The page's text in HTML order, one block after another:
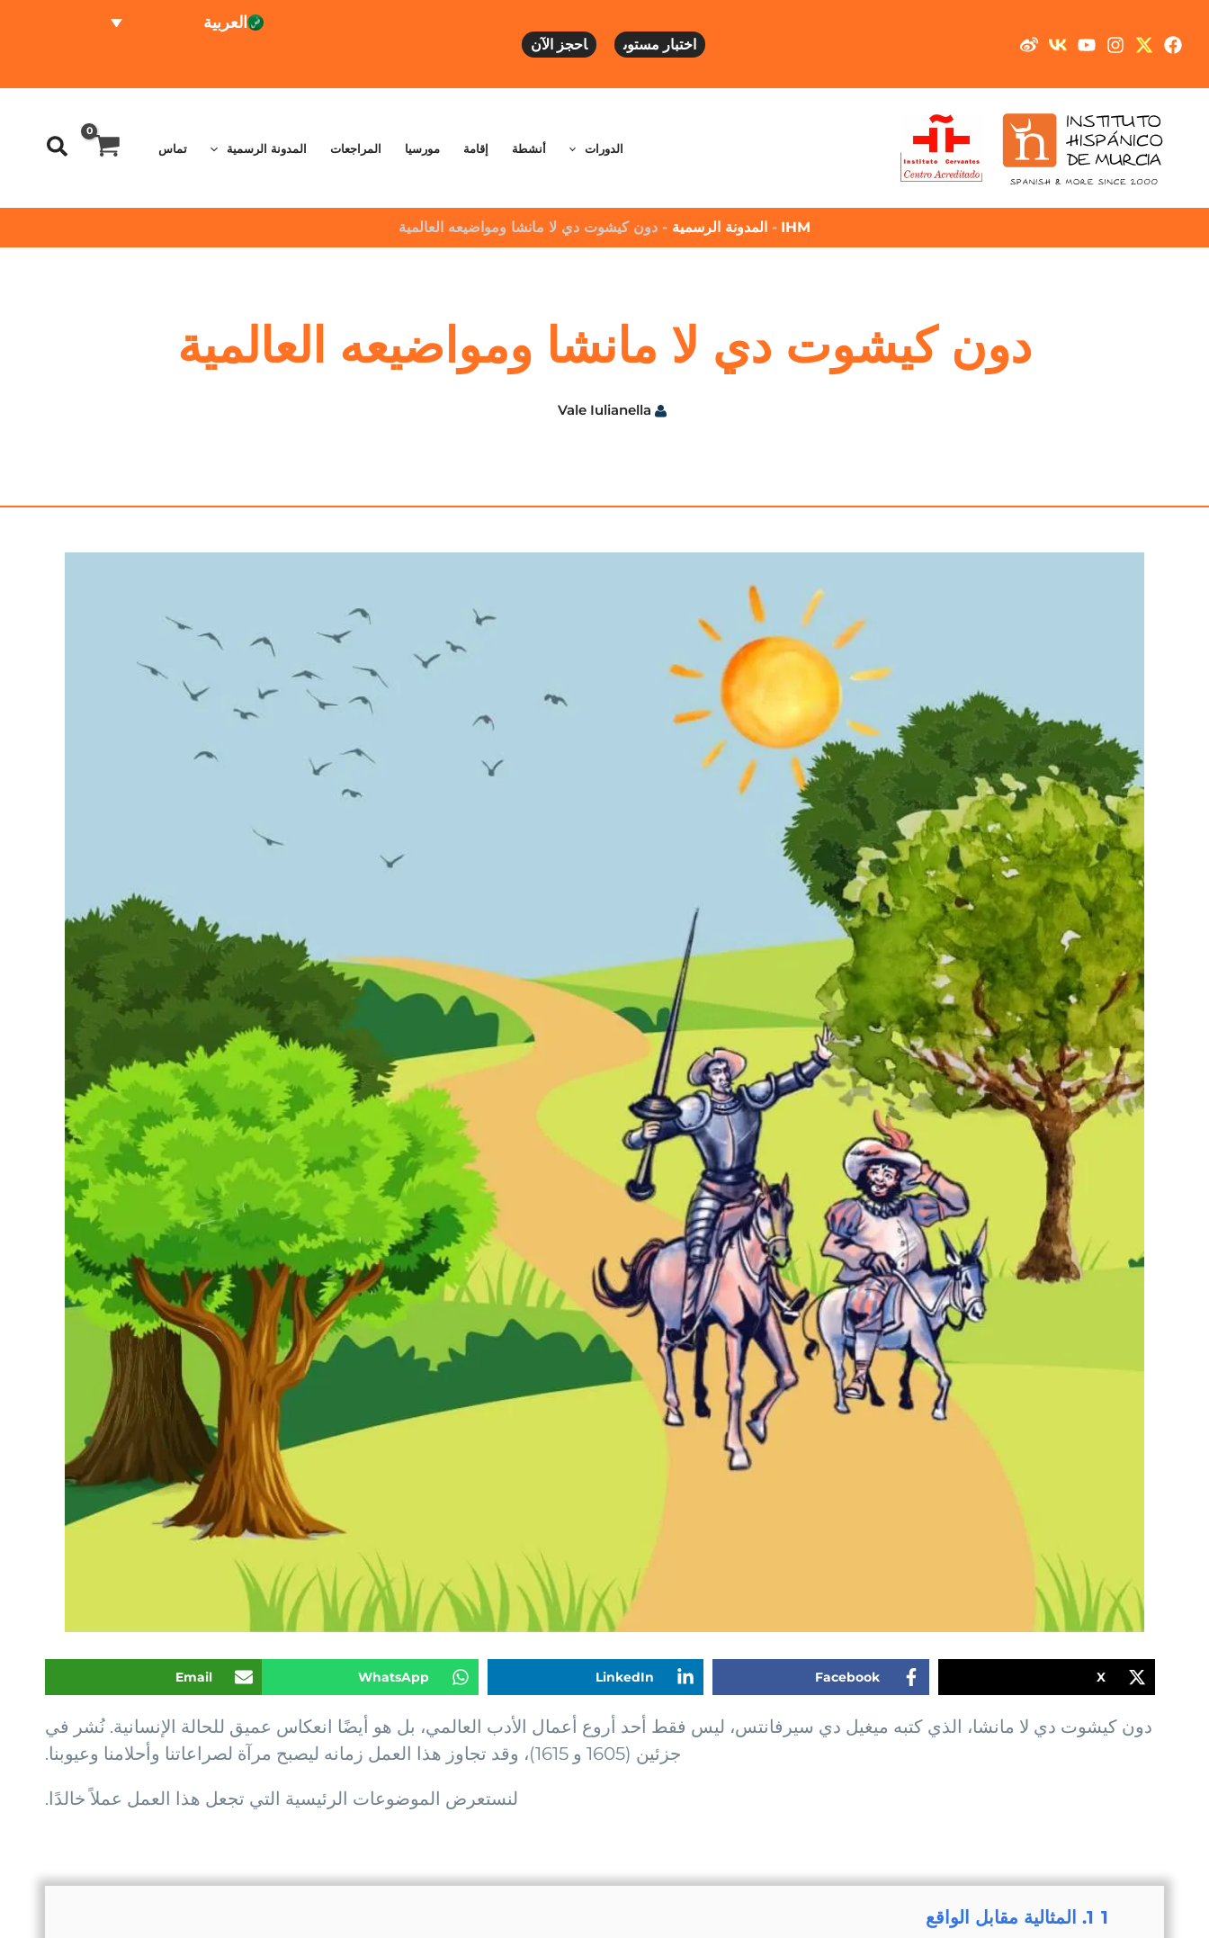
اختبار مستوى احجز الآن
العربية
الدورات أنشطة إقامة مورسيا المراجعات المدونة الرسمية تماس
IHM
- المدونة الرسمية - دون كيشوت دي لا مانشا ومواضيعه العالمية
دون كيشوت دي لا مانشا ومواضيعه العالمية
X
Facebook
LinkedIn
WhatsApp
Email
دون كيشوت دي لا مانشا، الذي كتبه ميغيل دي سيرفانتس، ليس فقط أحد أروع أعمال الأدب العالمي، بل هو أيضًا انعكاس عميق للحالة الإنسانية. نُشر في
جزئين (1605 و 1615)، وقد تجاوز هذا العمل زمانه ليصبح مرآة لصراعاتنا وأحلامنا وعيوبنا.
لنستعرض الموضوعات الرئيسية التي تجعل هذا العمل عملاً خالدًا.
1 1. المثالية مقابل الواقع